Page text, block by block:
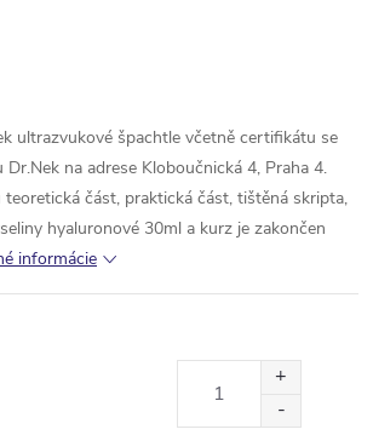
ultrazvukové špachtle včetně certifikátu se
Dr.Nek na adrese Kloboučnická 4, Praha 4.
část, praktická část, tištěná skripta,
hyaluronové 30ml a kurz je zakončen
informácie